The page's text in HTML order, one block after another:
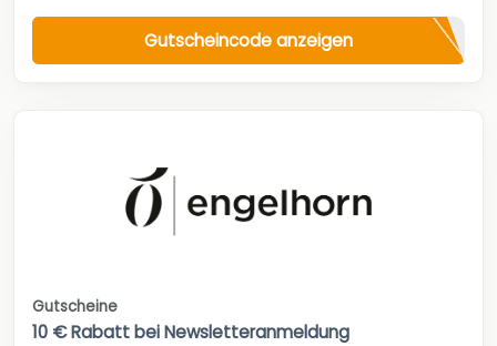
Gutscheincode anzeigen
Gutscheine
10 € Rabatt bei Newsletteranmeldung